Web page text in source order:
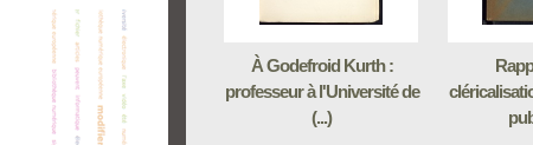
À Godefroid Kurth :
professeur à l'Université de
(...)